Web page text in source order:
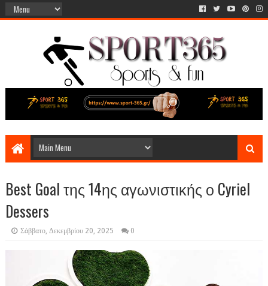
Best Goal της 14ης αγωνιστικής ο Cyriel
Dessers
Σάββατο, Δεκεμβρίου 20, 2025 0